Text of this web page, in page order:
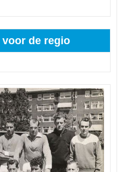
voor de regio